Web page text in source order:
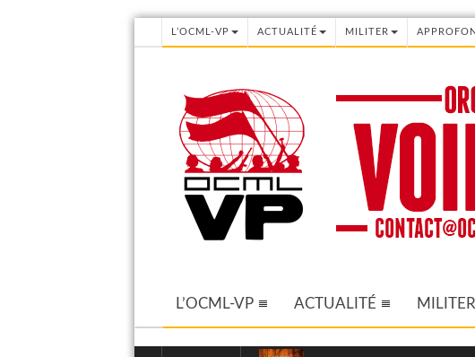
L’OCML-VP ACTUALITÉ MILITER
L’OCML-VP ACTUALITÉ MILITER